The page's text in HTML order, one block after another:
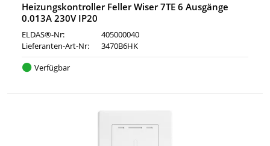
Heizungskontroller Feller Wiser 7TE 6 Ausgänge
0.013A 230V IP20
ELDAS®-Nr:
405000040
Lieferanten-Art-Nr:
3470B6HK
Verfügbar